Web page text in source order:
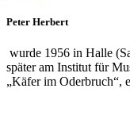
Peter Herbert
wurde 1956 in Halle
später am Institut für
„Käfer im Oderbruch“,